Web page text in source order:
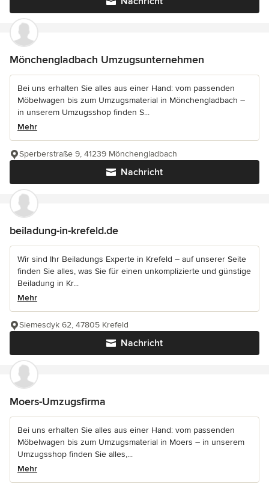
Mönchengladbach Umzugsunternehmen
Bei uns erhalten Sie alles aus einer Hand: vom passenden
Möbelwagen bis zum Umzugsmaterial in Mönchengladbach –
in unserem Umzugsshop finden S...
Mehr
Nachricht
Sperberstraße 9, 41239 Mönchengladbach
beiladung-in-krefeld.de
Wir sind Ihr Beiladungs Experte in Krefeld – auf unserer Seite
finden Sie alles, was Sie für einen unkomplizierte und günstige
Beiladung in Kr...
Mehr
Nachricht
Siemesdyk 62, 47805 Krefeld
Moers-Umzugsfirma
Bei uns erhalten Sie alles aus einer Hand: vom passenden
Möbelwagen bis zum Umzugsmaterial in Moers – in unserem
Umzugsshop finden Sie alles,...
Mehr